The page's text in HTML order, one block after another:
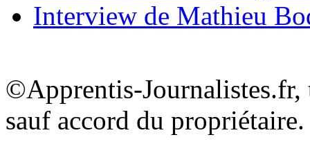
Interview de Mathieu
©Apprentis-
sauf accord du propriétaire.